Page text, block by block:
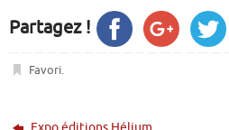
Partagez !
Favori.